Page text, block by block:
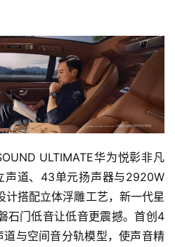
ULTIMATE华为悦彰非凡
声道、43单元扬声器与2920W
计搭配立体浮雕工艺，新一代星
石门低音让低音更震撼。首创4
与空间音分轨模型，使声音精